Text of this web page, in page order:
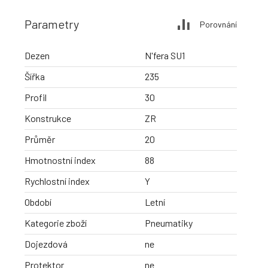
Parametry Porovnání
Dezen
N'fera SU1
Šířka
235
Profil
30
Konstrukce
ZR
Průměr
20
Hmotnostní index
88
Rychlostní index
Y
Období
Letní
Kategorie zboží
Pneumatiky
Dojezdová
ne
Protektor
ne